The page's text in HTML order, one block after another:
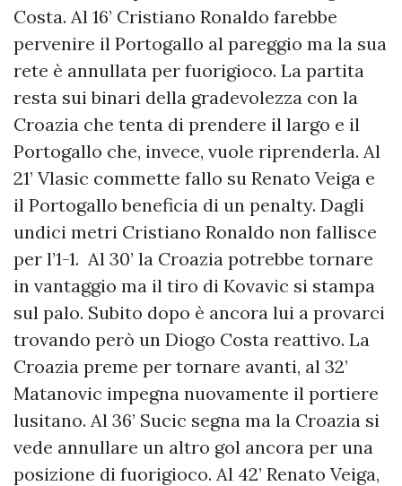
Costa. Al 16’ Cristiano Ronaldo farebbe
pervenire il Portogallo al pareggio ma la sua
rete è annullata per fuorigioco. La partita
resta sui binari della gradevolezza con la
Croazia che tenta di prendere il largo e il
Portogallo che, invece, vuole riprenderla. Al
21’ Vlasic commette fallo su Renato Veiga e
il Portogallo beneficia di un penalty. Dagli
undici metri Cristiano Ronaldo non fallisce
per l’1-1. Al 30’ la Croazia potrebbe tornare
in vantaggio ma il tiro di Kovavic si stampa
sul palo. Subito dopo è ancora lui a provarci
trovando però un Diogo Costa reattivo. La
Croazia preme per tornare avanti, al 32’
Matanovic impegna nuovamente il portiere
lusitano. Al 36’ Sucic segna ma la Croazia si
vede annullare un altro gol ancora per una
posizione di fuorigioco. Al 42’ Renato Veiga,